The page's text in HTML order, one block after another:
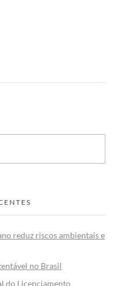
reduz riscos ambientais e
no Brasil
do Licenciamento